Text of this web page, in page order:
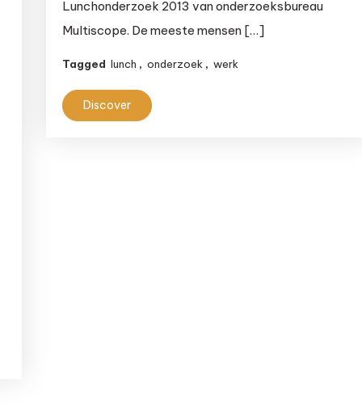
Lunchonderzoek 2013 van onderzoeksbureau
Multiscope. De meeste mensen […]
Tagged lunch , onderzoek , werk
Discover